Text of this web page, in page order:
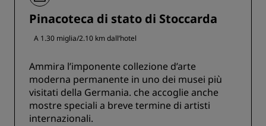
Pinacoteca di stato di Stoccarda
A 1.30 miglia/2.10 km dall’hotel
Ammira l’imponente collezione d’arte
moderna permanente in uno dei musei più
visitati della Germania. che accoglie anche
mostre speciali a breve termine di artisti
internazionali.